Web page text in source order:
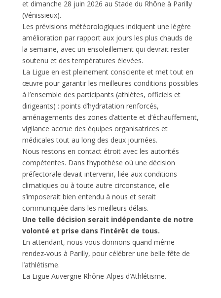
et dimanche 28 juin 2026 au Stade du Rhône à Parilly
(Vénissieux).
Les prévisions météorologiques indiquent une légère
amélioration par rapport aux jours les plus chauds de
la semaine, avec un ensoleillement qui devrait rester
soutenu et des températures élevées.
La Ligue en est pleinement consciente et met tout en
œuvre pour garantir les meilleures conditions possibles
à l’ensemble des participants (athlètes, officiels et
dirigeants) : points d’hydratation renforcés,
aménagements des zones d’attente et d’échauffement,
vigilance accrue des équipes organisatrices et
médicales tout au long des deux journées.
Nous restons en contact étroit avec les autorités
compétentes. Dans l’hypothèse où une décision
préfectorale devait intervenir, liée aux conditions
climatiques ou à toute autre circonstance, elle
s’imposerait bien entendu à nous et serait
communiquée dans les meilleurs délais.
Une telle décision serait indépendante de notre
volonté et prise dans l’intérêt de tous.
En attendant, nous vous donnons quand même
rendez-vous à Parilly, pour célébrer une belle fête de
l’athlétisme.
La Ligue Auvergne Rhône-Alpes d’Athlétisme.